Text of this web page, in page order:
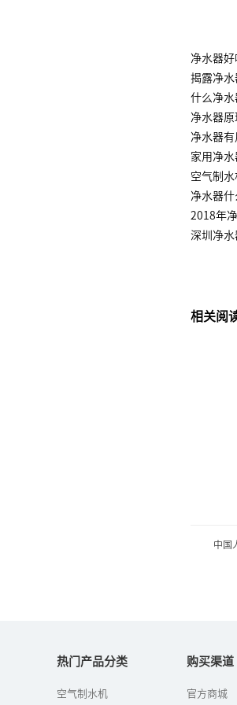
净水器
揭露净
什么净
净水器
净水器
家用净
空气制
净水器
2018年
深圳净
相关阅
中国
近
热门产品分类
空气制水机
购买渠道
官方商城